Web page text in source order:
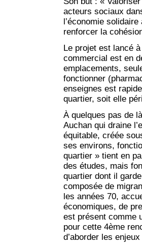
acteurs sociaux
l’économie
renforcer la
Le projet est lancé
commercial est en
emplacements,
fonctionner
enseignes est
quartier, soit elle
À quelques pas de
Auchan qui draine
équitable, créée
ses environs,
quartier » tient en
des études, mais
quartier dont il
composée de
les années 70,
économiques, de
est présent comme
pour cette 4ème
d’aborder les